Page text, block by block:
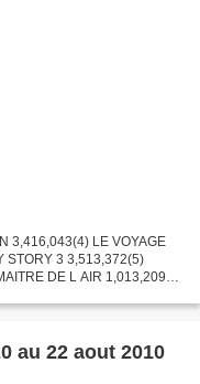
3,416,043(4) LE VOYAGE
STORY 3 3,513,372(5)
DE L AIR 1,013,209(3)
au 22 aout 2010